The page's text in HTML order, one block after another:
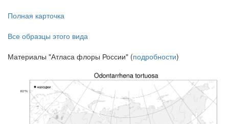
Полная карточка
Все образцы этого вида
Материалы "Атласа флоры России" (подробности)